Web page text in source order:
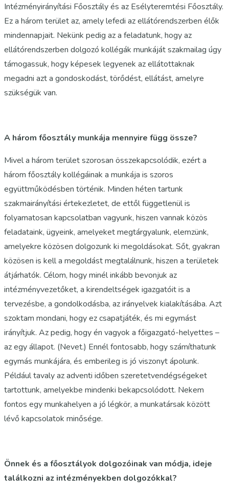
Intézményirányítási Főosztály és az Esélyteremtési Főosztály.
Ez a három terület az, amely lefedi az ellátórendszerben élők
mindennapjait. Nekünk pedig az a feladatunk, hogy az
ellátórendszerben dolgozó kollégák munkáját szakmailag úgy
támogassuk, hogy képesek legyenek az ellátottaknak
megadni azt a gondoskodást, törődést, ellátást, amelyre
szükségük van.
A három főosztály munkája mennyire függ össze?
Mivel a három terület szorosan összekapcsolódik, ezért a
három főosztály kollégáinak a munkája is szoros
együttműködésben történik. Minden héten tartunk
szakmairányítási értekezletet, de ettől függetlenül is
folyamatosan kapcsolatban vagyunk, hiszen vannak közös
feladataink, ügyeink, amelyeket megtárgyalunk, elemzünk,
amelyekre közösen dolgozunk ki megoldásokat. Sőt, gyakran
közösen is kell a megoldást megtalálnunk, hiszen a területek
átjárhatók. Célom, hogy minél inkább bevonjuk az
intézményvezetőket, a kirendeltségek igazgatóit is a
tervezésbe, a gondolkodásba, az irányelvek kialakításába. Azt
szoktam mondani, hogy ez csapatjáték, és mi egymást
irányítjuk. Az pedig, hogy én vagyok a főigazgató-helyettes –
az egy állapot. (Nevet.) Ennél fontosabb, hogy számíthatunk
egymás munkájára, és emberileg is jó viszonyt ápolunk.
Például tavaly az adventi időben szeretetvendégségeket
tartottunk, amelyekbe mindenki bekapcsolódott. Nekem
fontos egy munkahelyen a jó légkör, a munkatársak között
lévő kapcsolatok minősége.
Önnek és a főosztályok dolgozóinak van módja, ideje
találkozni az intézményekben dolgozókkal?